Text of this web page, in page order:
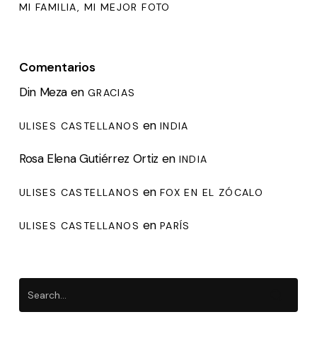
MI FAMILIA, MI MEJOR FOTO
Comentarios
Din Meza en GRACIAS
ULISES CASTELLANOS en INDIA
Rosa Elena Gutiérrez Ortiz en INDIA
ULISES CASTELLANOS en FOX EN EL ZÓCALO
ULISES CASTELLANOS en PARÍS